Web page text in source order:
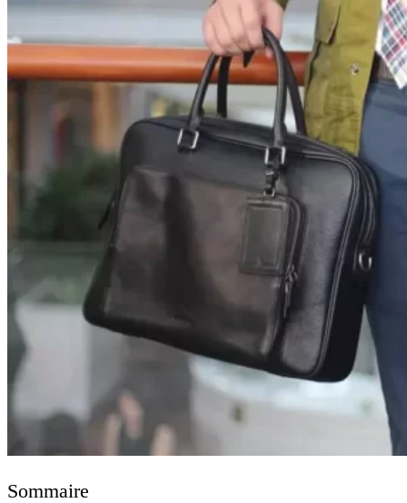
Sommaire